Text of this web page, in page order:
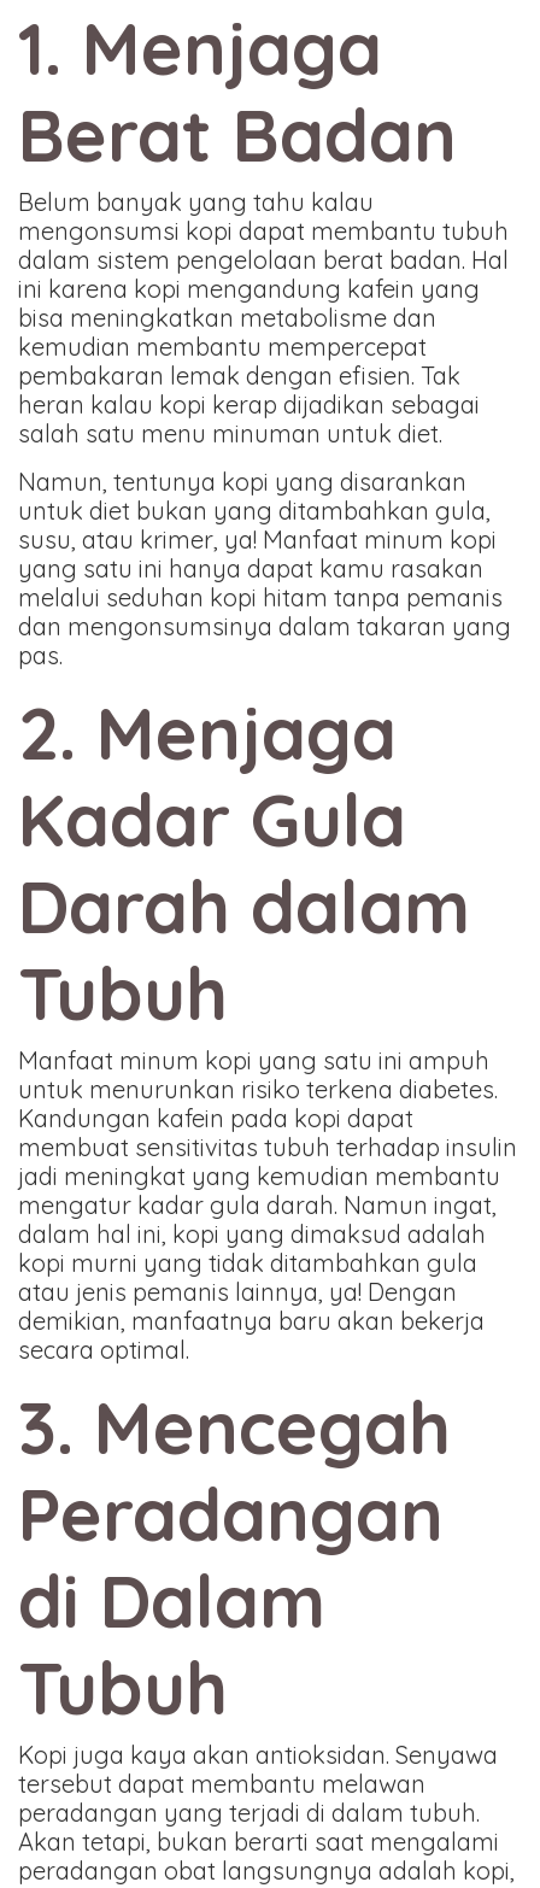
1. Menjaga
Berat Badan
Belum banyak yang tahu kalau
mengonsumsi kopi dapat membantu tubuh
dalam sistem pengelolaan berat badan. Hal
ini karena kopi mengandung kafein yang
bisa meningkatkan metabolisme dan
kemudian membantu mempercepat
pembakaran lemak dengan efisien. Tak
heran kalau kopi kerap dijadikan sebagai
salah satu menu minuman untuk diet.
Namun, tentunya kopi yang disarankan
untuk diet bukan yang ditambahkan gula,
susu, atau krimer, ya! Manfaat minum kopi
yang satu ini hanya dapat kamu rasakan
melalui seduhan kopi hitam tanpa pemanis
dan mengonsumsinya dalam takaran yang
pas.
2. Menjaga
Kadar Gula
Darah dalam
Tubuh
Manfaat minum kopi yang satu ini ampuh
untuk menurunkan risiko terkena diabetes.
Kandungan kafein pada kopi dapat
membuat sensitivitas tubuh terhadap insulin
jadi meningkat yang kemudian membantu
mengatur kadar gula darah. Namun ingat,
dalam hal ini, kopi yang dimaksud adalah
kopi murni yang tidak ditambahkan gula
atau jenis pemanis lainnya, ya! Dengan
demikian, manfaatnya baru akan bekerja
secara optimal.
3. Mencegah
Peradangan
di Dalam
Tubuh
Kopi juga kaya akan antioksidan. Senyawa
tersebut dapat membantu melawan
peradangan yang terjadi di dalam tubuh.
Akan tetapi, bukan berarti saat mengalami
peradangan obat langsungnya adalah kopi,